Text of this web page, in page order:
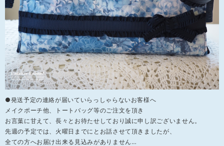
●発送予定の連絡が届いていらっしゃらないお客様へ
メイクポーチ他、トートバッグ等のご注文を頂き
お言葉に甘えて、長々とお待たせしており誠に申し訳ございません。
先週の予定では、火曜日までにとお話させて頂きましたが、
全ての方へお届け出来る見込みがありません…